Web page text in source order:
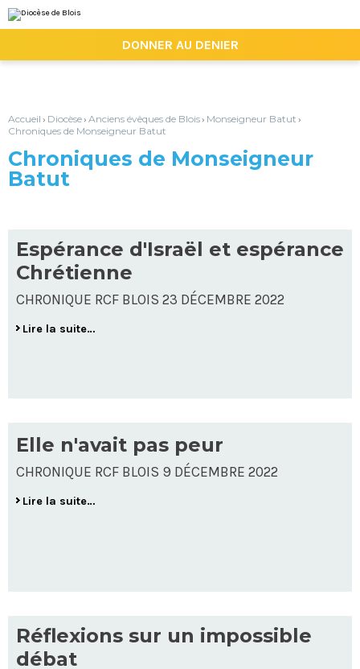
au
contenu.
la
personnels
DONNER AU DENIER
Accueil › Diocèse› Anciens évêques de Blois› Monseigneur Batut ›
Chroniques de Monseigneur Batut
Chroniques de Monseigneur
Batut
Espérance d'Israël et espérance
Chrétienne
CHRONIQUE RCF BLOIS 23 DÉCEMBRE 2022
Lire la suite…
Elle n'avait pas peur
CHRONIQUE RCF BLOIS 9 DÉCEMBRE 2022
Lire la suite…
Réflexions sur un impossible
débat